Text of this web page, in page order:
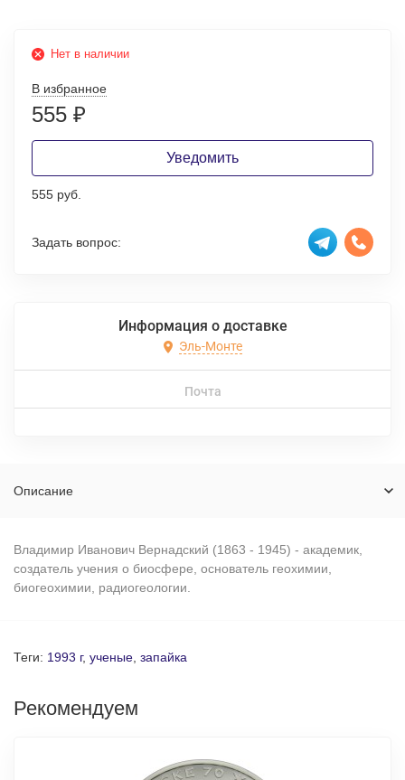
Нет в наличии
В избранное
555 ₽
Уведомить
555 руб.
Задать вопрос:
Информация о доставке
Эль-Монте
Почта
Описание
Владимир Иванович Вернадский (1863 - 1945) - академик,
создатель учения о биосфере, основатель геохимии,
биогеохимии, радиогеологии.
Теги: 1993 г, ученые запайка
Рекомендуем